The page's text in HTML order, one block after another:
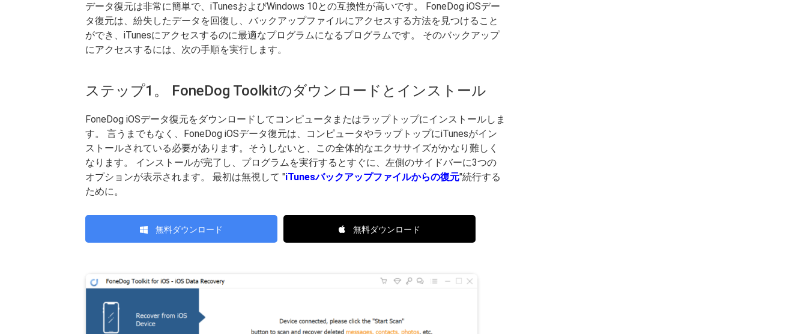
データ復元は非常に簡単で、iTunesおよびWindows 10との互換性が高いです。 FoneDog iOSデー
タ復元は、紛失したデータを回復し、バックアップファイルにアクセスする方法を見つけること
ができ、iTunesにアクセスするのに最適なプログラムになるプログラムです。 そのバックアップ
にアクセスするには、次の手順を実行します。
ステップ1。 FoneDog Toolkitのダウンロードとインストール
FoneDog iOSデータ復元をダウンロードしてコンピュータまたはラップトップにインストールしま
す。 言うまでもなく、FoneDog iOSデータ復元は、コンピュータやラップトップにiTunesがイン
ストールされている必要があります。そうしないと、この全体的なエクササイズがかなり難しく
なります。 インストールが完了し、プログラムを実行するとすぐに、左側のサイドバーに3つの
オプションが表示されます。 最初は無視して "iTunesバックアップファイルからの復元"続行する
ために。
無料ダウンロード 無料ダウンロード